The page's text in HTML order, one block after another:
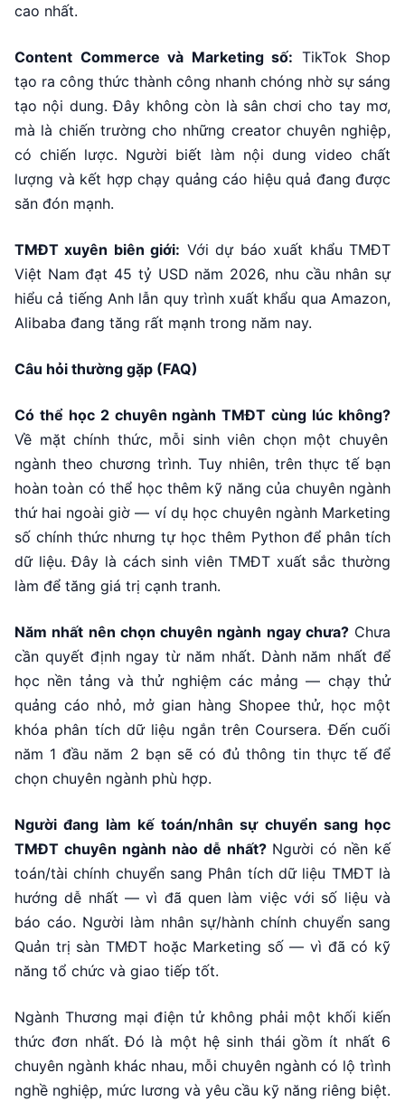
cao nhất.
Content Commerce và Marketing số: TikTok Shop
tạo ra công thức thành công nhanh chóng nhờ sự sáng
tạo nội dung. Đây không còn là sân chơi cho tay mơ,
mà là chiến trường cho những creator chuyên nghiệp,
có chiến lược. Người biết làm nội dung video chất
lượng và kết hợp chạy quảng cáo hiệu quả đang được
săn đón mạnh.
TMĐT xuyên biên giới: Với dự báo xuất khẩu TMĐT
Việt Nam đạt 45 tỷ USD năm 2026, nhu cầu nhân sự
hiểu cả tiếng Anh lẫn quy trình xuất khẩu qua Amazon,
Alibaba đang tăng rất mạnh trong năm nay.
Câu hỏi thường gặp (FAQ)
Có thể học 2 chuyên ngành TMĐT cùng lúc không?
Về mặt chính thức, mỗi sinh viên chọn một chuyên
ngành theo chương trình. Tuy nhiên, trên thực tế bạn
hoàn toàn có thể học thêm kỹ năng của chuyên ngành
thứ hai ngoài giờ — ví dụ học chuyên ngành Marketing
số chính thức nhưng tự học thêm Python để phân tích
dữ liệu. Đây là cách sinh viên TMĐT xuất sắc thường
làm để tăng giá trị cạnh tranh.
Năm nhất nên chọn chuyên ngành ngay chưa?Chưa
cần quyết định ngay từ năm nhất. Dành năm nhất để
học nền tảng và thử nghiệm các mảng — chạy thử
quảng cáo nhỏ, mở gian hàng Shopee thử, học một
khóa phân tích dữ liệu ngắn trên Coursera. Đến cuối
năm 1 đầu năm 2 bạn sẽ có đủ thông tin thực tế để
chọn chuyên ngành phù hợp.
Người đang làm kế toán/nhân sự chuyển sang học
TMĐT chuyên ngành nào dễ nhất? Người có nền kế
toán/tài chính chuyển sang Phân tích dữ liệu TMĐT là
hướng dễ nhất — vì đã quen làm việc với số liệu và
báo cáo. Người làm nhân sự/hành chính chuyển sang
Quản trị sàn TMĐT hoặc Marketing số — vì đã có kỹ
năng tổ chức và giao tiếp tốt.
Ngành Thương mại điện tử không phải một khối kiến
thức đơn nhất. Đó là một hệ sinh thái gồm ít nhất 6
chuyên ngành khác nhau, mỗi chuyên ngành có lộ trình
nghề nghiệp, mức lương và yêu cầu kỹ năng riêng biệt.